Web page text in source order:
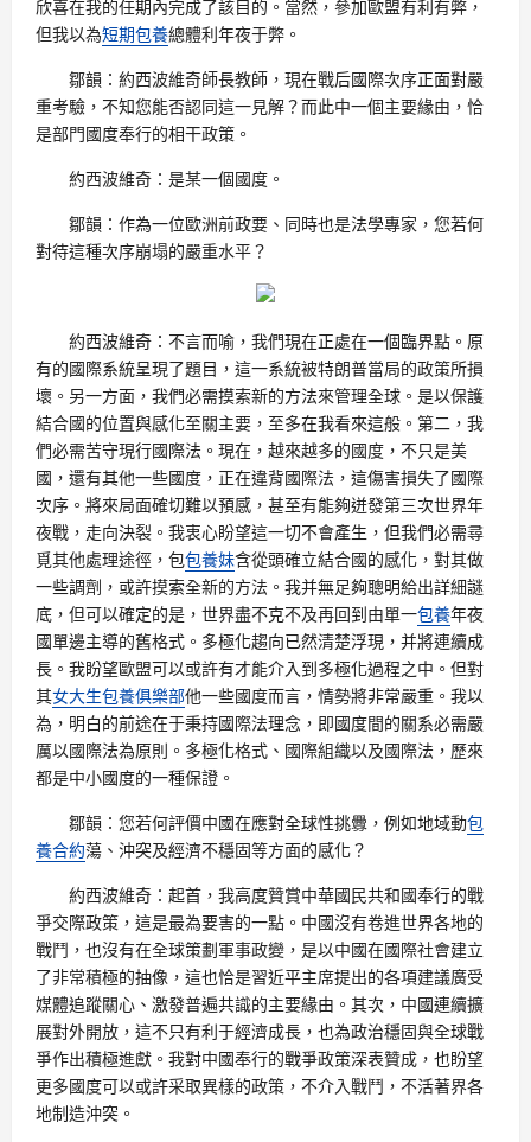
欣喜在我的任期內完成了該目的。當然，參加歐盟有利有弊，
但我以為短期包養總體利年夜于弊。
鄒韻：約西波維奇師長教師，現在戰后國際次序正面對嚴
重考驗，不知您能否認同這一見解？而此中一個主要緣由，恰
是部門國度奉行的相干政策。
約西波維奇：是某一個國度。
鄒韻：作為一位歐洲前政要、同時也是法學專家，您若何
對待這種次序崩塌的嚴重水平？
約西波維奇：不言而喻，我們現在正處在一個臨界點。原
有的國際系統呈現了題目，這一系統被特朗普當局的政策所損
壞。另一方面，我們必需摸索新的方法來管理全球。是以保護
結合國的位置與感化至關主要，至多在我看來這般。第二，我
們必需苦守現行國際法。現在，越來越多的國度，不只是美
國，還有其他一些國度，正在違背國際法，這傷害損失了國際
次序。將來局面確切難以預感，甚至有能夠迸發第三次世界年
夜戰，走向決裂。我衷心盼望這一切不會產生，但我們必需尋
覓其他處理途徑，包包養妹含從頭確立結合國的感化，對其做
一些調劑，或許摸索全新的方法。我并無足夠聰明給出詳細謎
底，但可以確定的是，世界盡不克不及再回到由單一包養年夜
國單邊主導的舊格式。多極化趨向已然清楚浮現，并將連續成
長。我盼望歐盟可以或許有才能介入到多極化過程之中。但對
其女大生包養俱樂部他一些國度而言，情勢將非常嚴重。我以
為，明白的前途在于秉持國際法理念，即國度間的關系必需嚴
厲以國際法為原則。多極化格式、國際組織以及國際法，歷來
都是中小國度的一種保證。
鄒韻：您若何評價中國在應對全球性挑釁，例如地域動包
養合約蕩、沖突及經濟不穩固等方面的感化？
約西波維奇：起首，我高度贊賞中華國民共和國奉行的戰
爭交際政策，這是最為要害的一點。中國沒有卷進世界各地的
戰鬥，也沒有在全球策劃軍事政變，是以中國在國際社會建立
了非常積極的抽像，這也恰是習近平主席提出的各項建議廣受
媒體追蹤關心、激發普遍共識的主要緣由。其次，中國連續擴
展對外開放，這不只有利于經濟成長，也為政治穩固與全球戰
爭作出積極進獻。我對中國奉行的戰爭政策深表贊成，也盼望
更多國度可以或許采取異樣的政策，不介入戰鬥，不活著界各
地制造沖突。